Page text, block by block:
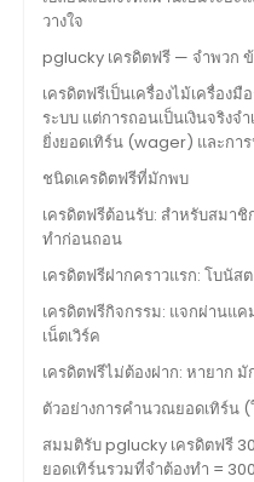
วางใจ
pglucky เครดิตฟรี — จำพวก
เครดิตฟรีเป็นเครื่องไม้เครื่อง
ระบบ แต่การถอนเป็นเงินจริงจ
ยิ่งยอดเทิร์น (wager) และกา
ชนิดเครดิตฟรีที่มักพบ
เครดิตฟรีต้อนรับ: สำหรับสมา
ทำก่อนถอน
เครดิตฟรีฝากคราวแรก: โบนั
เครดิตฟรีกิจกรรม: แจกผ่านแ
เน็ตเวิร์ค
เครดิตฟรีไม่ต้องฝาก: หายาก
ตัวอย่างการคำนวณยอดเทิร์น
สมมติรับ pglucky เครดิตฟรี
ยอดเทิร์นรวมที่จำต้องทำ =